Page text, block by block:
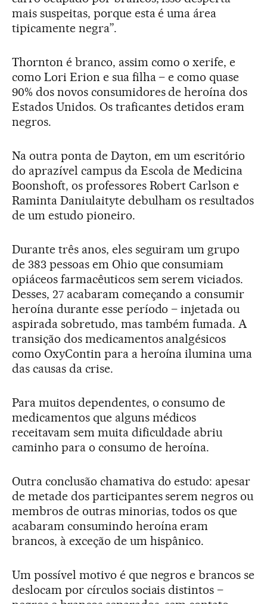
mais suspeitas, porque esta é uma área
tipicamente negra”.
Thornton é branco, assim como o xerife, e
como Lori Erion e sua filha – e como quase
90% dos novos consumidores de heroína dos
Estados Unidos. Os traficantes detidos eram
negros.
Na outra ponta de Dayton, em um escritório
do aprazível campus da Escola de Medicina
Boonshoft, os professores Robert Carlson e
Raminta Daniulaityte debulham os resultados
de um estudo pioneiro.
Durante três anos, eles seguiram um grupo
de 383 pessoas em Ohio que consumiam
opiáceos farmacêuticos sem serem viciados.
Desses, 27 acabaram começando a consumir
heroína durante esse período – injetada ou
aspirada sobretudo, mas também fumada. A
transição dos medicamentos analgésicos
como OxyContin para a heroína ilumina uma
das causas da crise.
Para muitos dependentes, o consumo de
medicamentos que alguns médicos
receitavam sem muita dificuldade abriu
caminho para o consumo de heroína.
Outra conclusão chamativa do estudo: apesar
de metade dos participantes serem negros ou
membros de outras minorias, todos os que
acabaram consumindo heroína eram
brancos, à exceção de um hispânico.
Um possível motivo é que negros e brancos se
deslocam por círculos sociais distintos –